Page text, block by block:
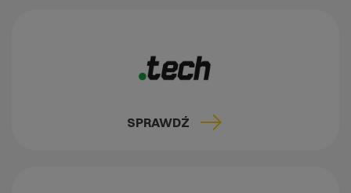
SPRAWDŹ